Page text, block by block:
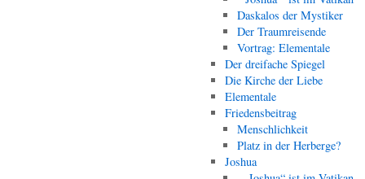
Daskalos der Mystiker
Der Traumreisende
Vortrag: Elementale
Der dreifache Spiegel
Die Kirche der Liebe
Elementale
Friedensbeitrag
Menschlichkeit
Platz in der Herberge?
Joshua